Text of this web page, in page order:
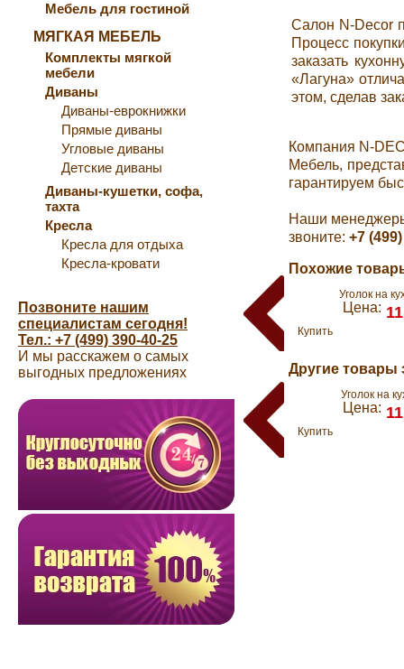
Мебель для гостиной
МЯГКАЯ МЕБЕЛЬ
Комплекты мягкой
мебели
Диваны
Диваны-еврокнижки
Прямые диваны
Угловые диваны
Детские диваны
Диваны-кушетки, софа,
тахта
Кресла
Кресла для отдыха
Кресла-кровати
Позвоните нашим
специалистам сегодня!
Тел.: +7 (499) 390-40-25
И мы расскажем о самых
выгодных предложениях
Салон N-Decor
Процесс
заказать
«Лагуна»
этом, сделав
Компания N-
Мебель,
гарантируем
Наши
звоните: +7
Похожие
Уголок на
Цена:
Купить
Другие товары
Уголок на
Цена:
Купить